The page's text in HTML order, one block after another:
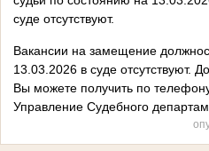
суде отсутствуют.
Вакансии на замещение
13.03.2026 в суде отсутствуют.
Вы можете получить по
Управление Судебного